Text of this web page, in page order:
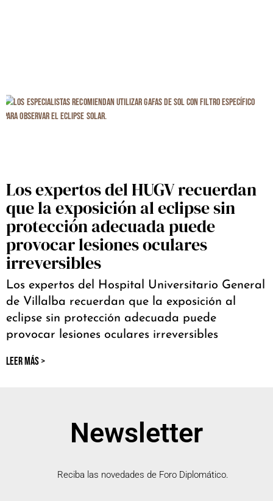
Los expertos del HUGV recuerdan
que la exposición al eclipse sin
protección adecuada puede
provocar lesiones oculares
irreversibles
Los expertos del Hospital Universitario General
de Villalba recuerdan que la exposición al
eclipse sin protección adecuada puede
provocar lesiones oculares irreversibles
LEER MÁS >
Newsletter
Reciba las novedades de Foro Diplomático.